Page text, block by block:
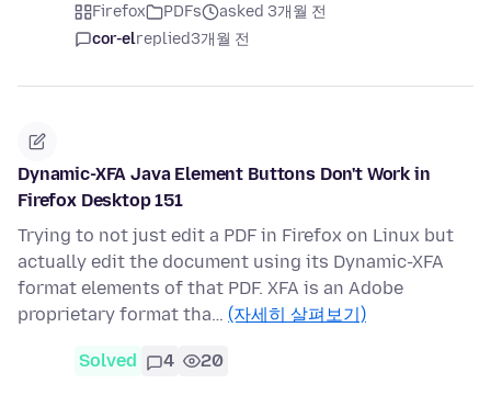
Firefox PDFs
asked 3개월 전
cor-elreplied3개월 전
Dynamic-XFA Java Element Buttons Don't Work in
Firefox Desktop 151
Trying to not just edit a PDF in Firefox on Linux but
actually edit the document using its Dynamic-XFA
format elements of that PDF. XFA is an Adobe
proprietary format tha… (자세히 살펴보기)
Solved 4 20